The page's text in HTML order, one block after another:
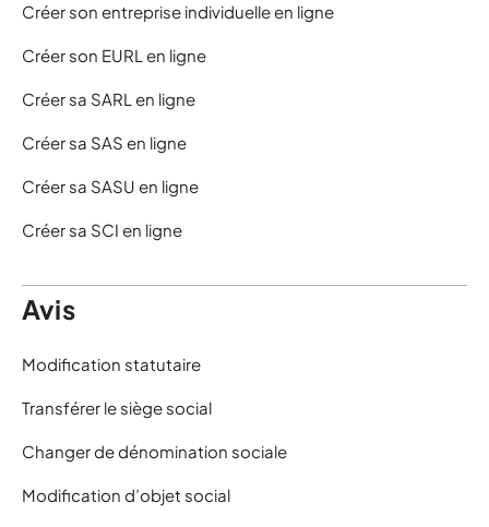
Créer son entreprise individuelle en ligne
Créer son EURL en ligne
Créer sa SARL en ligne
Créer sa SAS en ligne
Créer sa SASU en ligne
Créer sa SCI en ligne
Avis
Modification statutaire
Transférer le siège social
Changer de dénomination sociale
Modification d’objet social